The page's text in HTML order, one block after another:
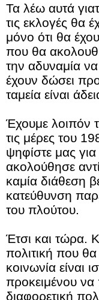
Τα λέω αυτά
τις εκλογές θα
μόνο ότι θα
που θα
την αδυναμία
έχουν δώσει
ταμεία είναι
Έχουμε λοιπόν
τις μέρες του
ψηφίστε μας
ακολούθησε
καμία διάθεση
κατεύθυνση
του πλούτου.
Έτσι και τώρα.
πολιτική που
κοινωνία είναι
προκειμένου να
διαφορετική